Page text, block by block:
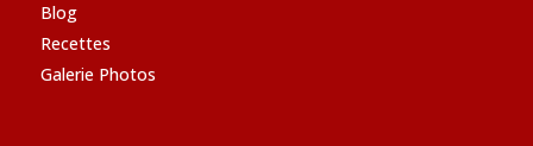
Blog
Recettes
Galerie Photos